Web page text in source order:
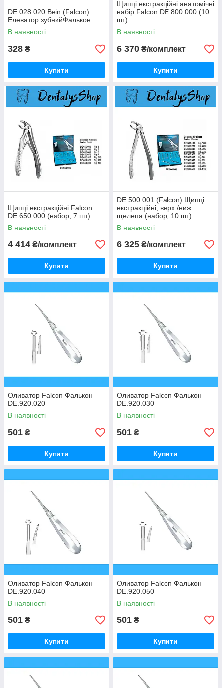
DE.028.020 Bein (Falcon)
Елеватор зубнийФалькон
В наявності
328 ₴
Купити
Щипці екстракційні анатомічні
набір Falcon DE.800.000 (10
шт)
В наявності
6 370 ₴/комплект
Купити
Щипці екстракційні Falcon
DE.650.000 (набор, 7 шт)
В наявності
4 414 ₴/комплект
Купити
DE.500.001 (Falcon) Щипці
екстракційні, верх./ниж.
щелепа (набор, 10 шт)
В наявності
6 325 ₴/комплект
Купити
Оливатор Falcon Фалькон
DE.920.020
В наявності
501 ₴
Купити
Оливатор Falcon Фалькон
DE.920.030
В наявності
501 ₴
Купити
Оливатор Falcon Фалькон
DE.920.040
В наявності
501 ₴
Купити
Оливатор Falcon Фалькон
DE.920.050
В наявності
501 ₴
Купити